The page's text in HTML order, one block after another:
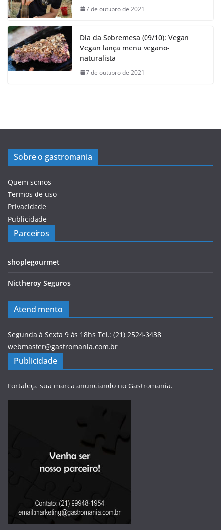
7 de outubro de 2021
Dia da Sobremesa (09/10): Vegan
Vegan lança menu vegano-
naturalista
7 de outubro de 2021
Sobre o gastromania
Quem somos
Termos de uso
Privacidade
Publicidade
Parceiros
shoplegourmet
Nictheroy Seguros
Atendimento
Segunda à Sexta 9 às 18hs Tel.: (21) 2524-3438
webmaster@gastromania.com.br
Publicidade
Fortaleça sua marca anunciando no Gastromania.